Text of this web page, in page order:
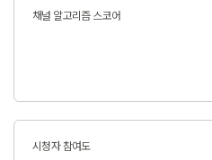
채널 알고리즘 스코어
시청자 참여도